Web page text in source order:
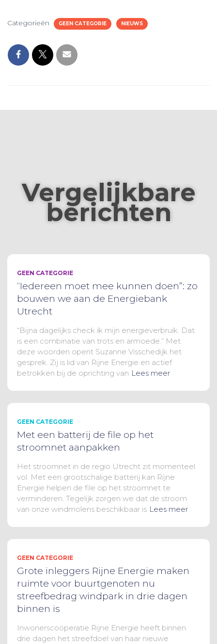
Categorieën GEEN CATEGORIE NIEUWS
Vergelijkbare
berichten
GEEN CATEGORIE
“Iedereen moet mee kunnen doen”: zo
bouwen we aan de Energiebank
Utrecht
“Bijna dagelijks check ik mijn energieverbruik. Dat
is een combinatie van trots en armoede.” Met
deze woorden opent Suzanne Visschedijk het
gesprek. Zij is lid van Rijne Energie en actief
betrokken bij de oprichting van Lees meer
GEEN CATEGORIE
Met een batterij de file op het
stroomnet aanpakken
Het stroomnet in de regio Utrecht zit momenteel
vol. Met een grootschalige batterij kan Rijne
Energie helpen de file op het stroomnet te
verminderen. Tegelijk zorgen we dat de stroom
van onze windmolens beschikbaar is Lees meer
GEEN CATEGORIE
Grote inleggers Rijne Energie maken
ruimte voor buurtgenoten nu
streefbedrag windpark in drie dagen
binnen is
Inwonerscoöperatie Rijne Energie heeft binnen
drie dagen het streefdoel van haar nieuwe